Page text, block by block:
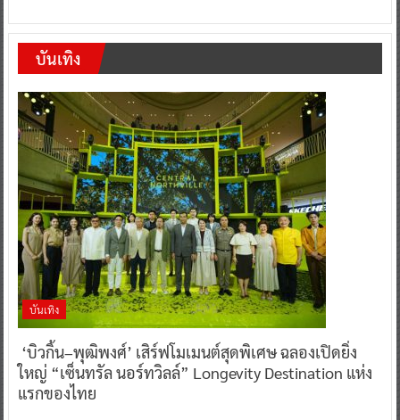
บันเทิง
บันเทิง
‘บิวกิ้น–พุฒิพงศ์’ เสิร์ฟโมเมนต์สุดพิเศษ ฉลองเปิดยิ่ง
ใหญ่ “เซ็นทรัล นอร์ทวิลล์” Longevity Destination แห่ง
แรกของไทย